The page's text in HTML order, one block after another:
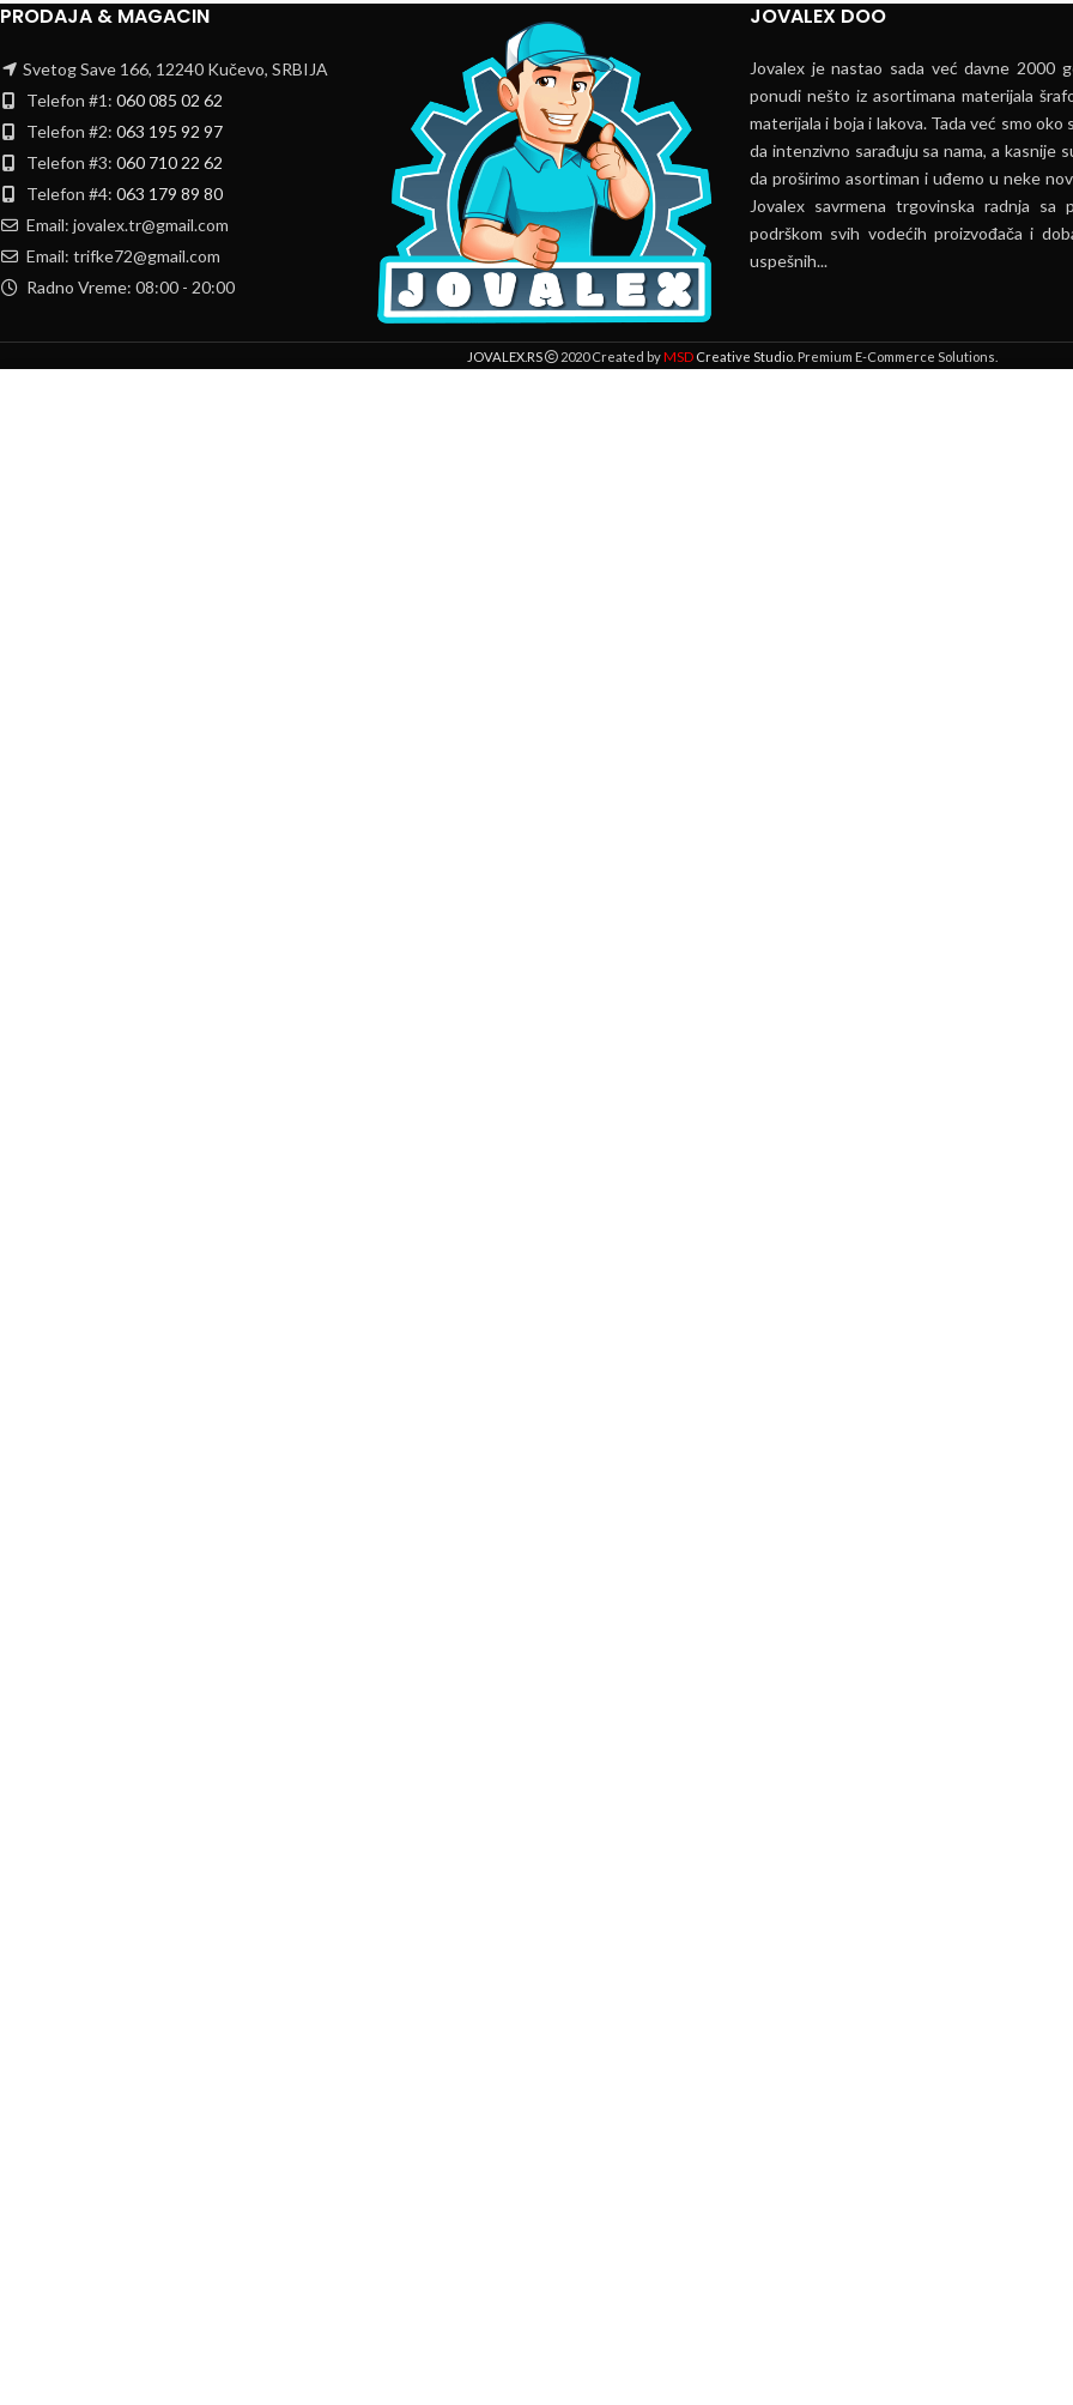
PRODAJA & MAGACIN
Svetog Save 166, 12240 Kučevo, SRBIJA
Telefon #1: 060 085 02 62
Telefon #2: 063 195 92 97
Telefon #3: 060 710 22 62
Telefon #4: 063 179 89 80
Email: jovalex.tr@gmail.com
Email: trifke72@gmail.com
Radno Vreme: 08:00 - 20:00
JOVALEX DOO
Jovalex je nastao sada već davne 2000
ponudi nešto iz asortimana materijala
materijala i boja i lakova. Tada već smo
da intenzivno sarađuju sa nama, a kasnije
da proširimo asortiman i uđemo u neke
Jovalex savrmena trgovinska radnja
podrškom svih vodećih proizvođača i
uspešnih...
JOVALEX.RS 2020 Created byMSDCreative Studio. Premium E-Commerce Solutions.